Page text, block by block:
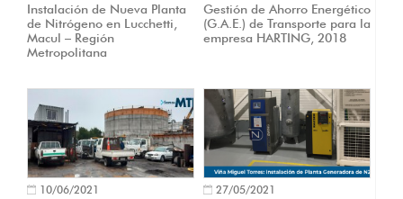
Instalación de Nueva Planta
de Nitrógeno en Lucchetti,
Macul – Región
Metropolitana
Gestión de Ahorro Energético
(G.A.E.) de Transporte para la
empresa HARTING, 2018
10/06/2021 27/05/2021